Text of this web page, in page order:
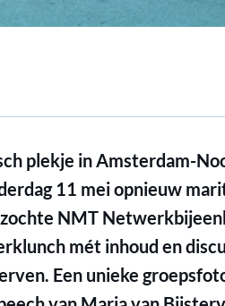
plekje in Amsterdam-
11 mei opnieuw
NMT
mét inhoud en
Een unieke